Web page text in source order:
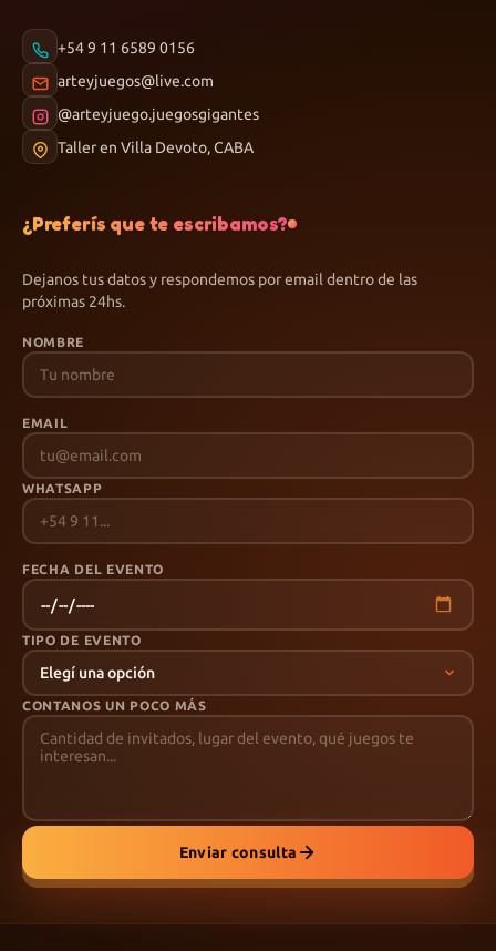
+54 9 11 6589 0156
arteyjuegos@live.com
@arteyjuego.juegosgigantes
Taller en Villa Devoto, CABA
¿Preferís que te escribamos?
Dejanos tus datos y respondemos por email dentro de las
próximas 24hs.
NOMBRE
EMAIL
WHATSAPP
FECHA DEL EVENTO
TIPO DE EVENTO
CONTANOS UN POCO MÁS
Enviar consulta